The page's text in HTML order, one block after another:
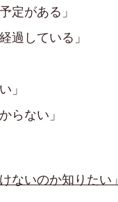
定がある」
過している」
」
らない」
ないのか知りたい」